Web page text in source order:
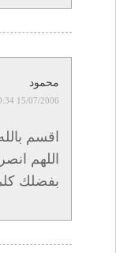
محمود
15/07/2006 AT 20:34
اقسم
اللهم
بفضلك